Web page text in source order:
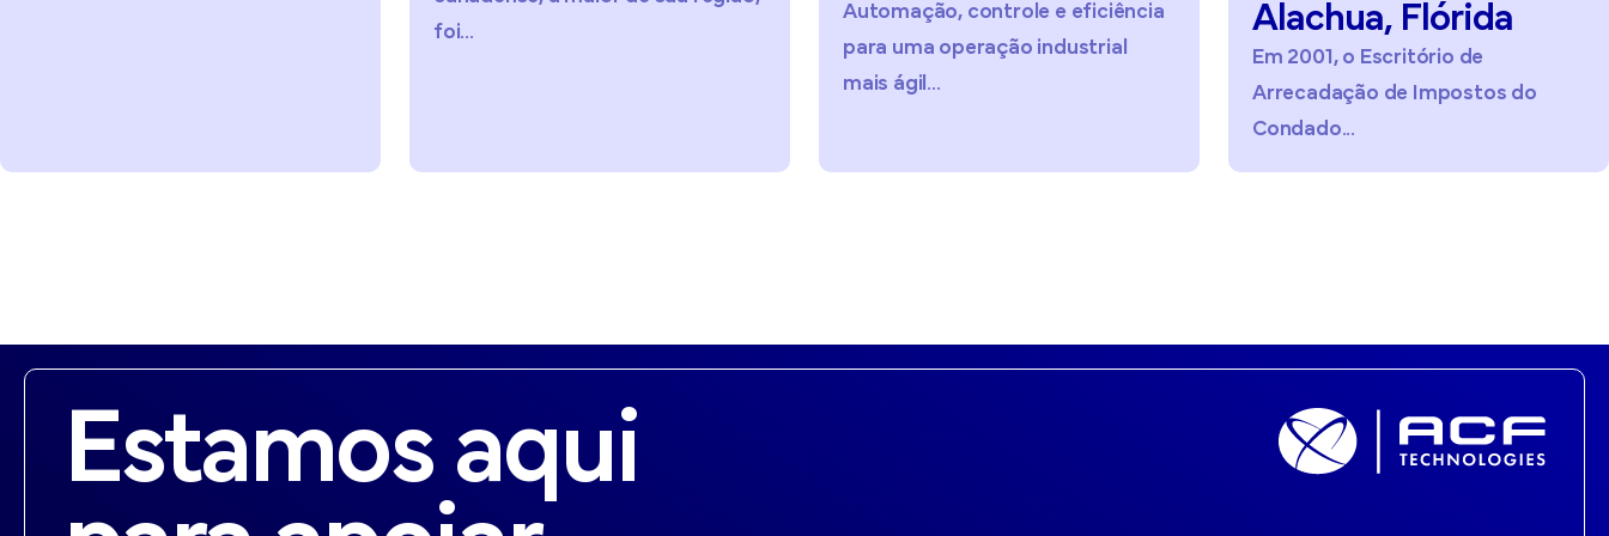
Automação, controle e eficiência
para uma operação industrial
Alachua,
Flórida
Em 2001, o Escritório de
Arrecadação de Impostos do
Estamos aqui